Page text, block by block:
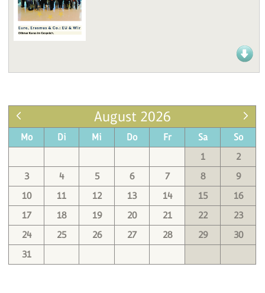
August 2026
Mo Di Mi Do Fr Sa
So
1
2
3
4 5 6 7 8
9
10
11 12 13 14 15
16
17
18 19 20 21 22
23
24
25 26 27 28 29
30
31